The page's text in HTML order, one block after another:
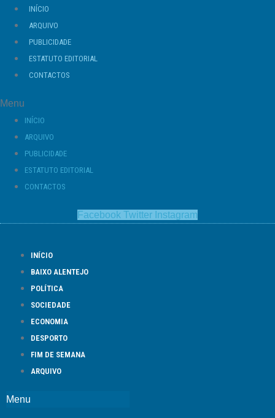
para
conteúdo
INÍCIO
ARQUIVO
PUBLICIDADE
ESTATUTO EDITORIAL
CONTACTOS
Menu
INÍCIO
ARQUIVO
PUBLICIDADE
ESTATUTO EDITORIAL
CONTACTOS
Facebook Twitter Instagram
INÍCIO
BAIXO ALENTEJO
POLÍTICA
SOCIEDADE
ECONOMIA
DESPORTO
FIM DE SEMANA
ARQUIVO
Menu